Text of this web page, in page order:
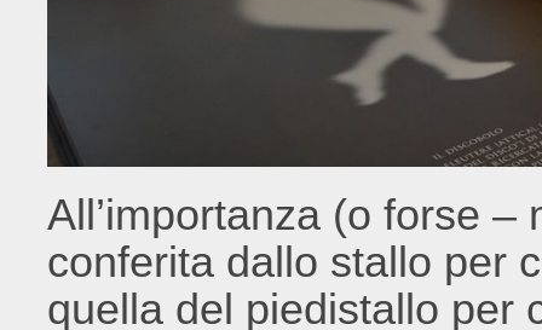
All’importanza (o forse
conferita dallo stallo per
quella del piedistallo per